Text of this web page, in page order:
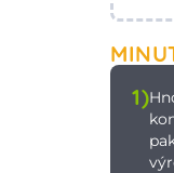
1)